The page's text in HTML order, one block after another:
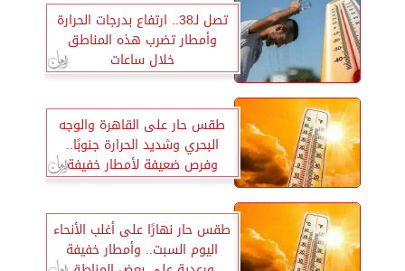
تصل لـ38.. ارتفاع بدرجات الحرارة
وأمطار تضرب هذه المناطق
خلال ساعات
طقس حار على القاهرة والوجه
البحري وشديد الحرارة جنوبًا..
وفرص ضعيفة لأمطار خفيفة
بالسواحل الشمالية
طقس حار نهارًا على أغلب الأنحاء
اليوم السبت.. وأمطار خفيفة